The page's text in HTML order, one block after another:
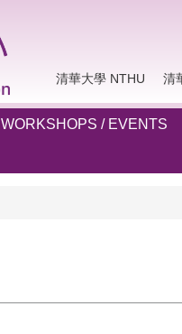
清華大學 NTHU 清
/ EVENTS